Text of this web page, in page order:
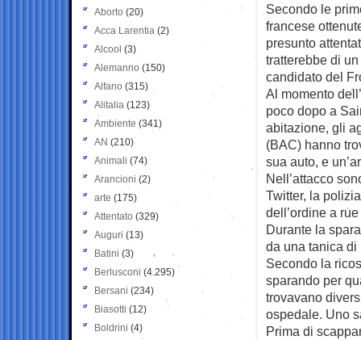
Secondo le
francese
presunto
tratterebbe di
candidato del
Al momento
poco dopo a
abitazione, gli
(BAC) hanno
sua auto, e
Nell’attacco
Twitter, la
dell’ordine a
Durante la
da una tanica
Secondo la
sparando per
trovavano
ospedale. Uno
Prima di
Aborto (20)
Acca Larentia (2)
Alcool (3)
Alemanno (150)
Alfano (315)
Alitalia (123)
Ambiente (341)
AN (210)
Animali (74)
Arancioni (2)
arte (175)
Attentato (329)
Auguri (13)
Batini (3)
Berlusconi (4.295)
Bersani (234)
Biasotti (12)
Boldrini (4)